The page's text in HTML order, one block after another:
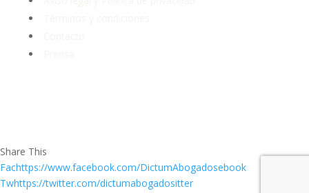
Share This
Fachttps://www.facebook.com/DictumAbogadosebook
Twhttps://twitter.com/dictumabogadositter